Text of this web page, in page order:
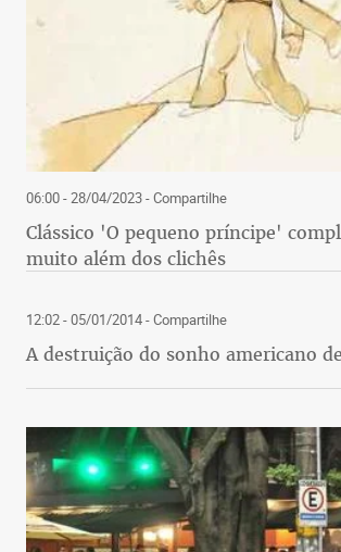
06:00 - 28/04/2023- Compartilhe
Clássico 'O pequeno príncipe'
muito além dos clichês
12:02 - 05/01/2014- Compartilhe
A destruição do sonho americano